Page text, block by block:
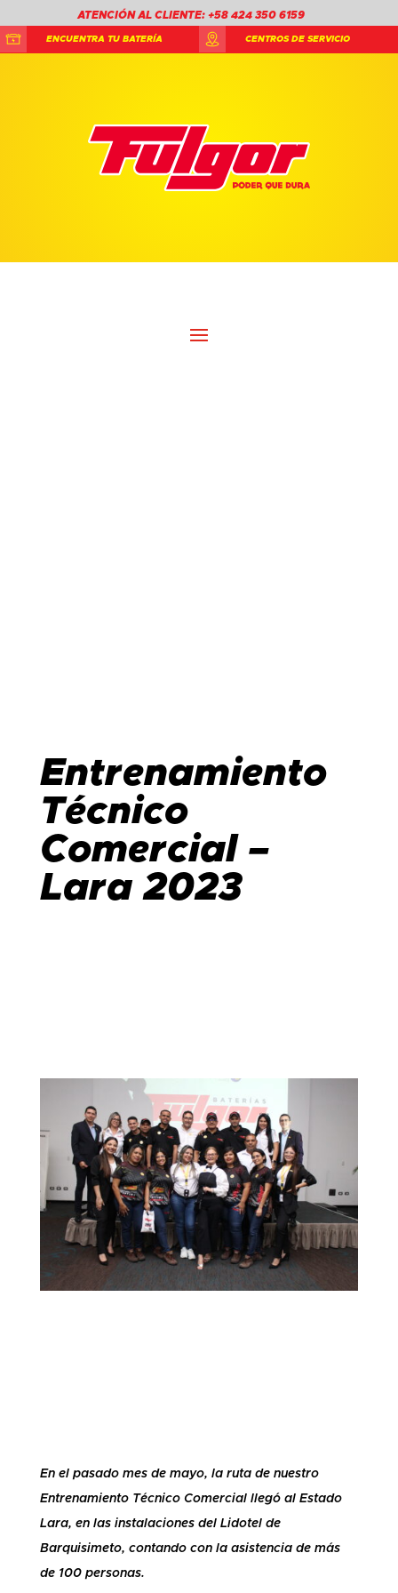
ATENCIÓN AL CLIENTE: +58 424 350 6159
ENCUENTRA TU BATERÍA CENTROS DE SERVICIO
Entrenamiento
Técnico
Comercial –
Lara 2023
En el pasado mes de mayo, la ruta de nuestro
Entrenamiento Técnico Comercial llegó al Estado
Lara, en las instalaciones del Lidotel de
Barquisimeto, contando con la asistencia de más
de 100 personas.